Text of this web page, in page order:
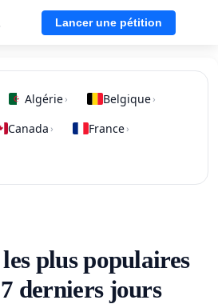
Lancer une pétition
Algérie› Belgique›
Canada › France›
plus populaires
derniers jours